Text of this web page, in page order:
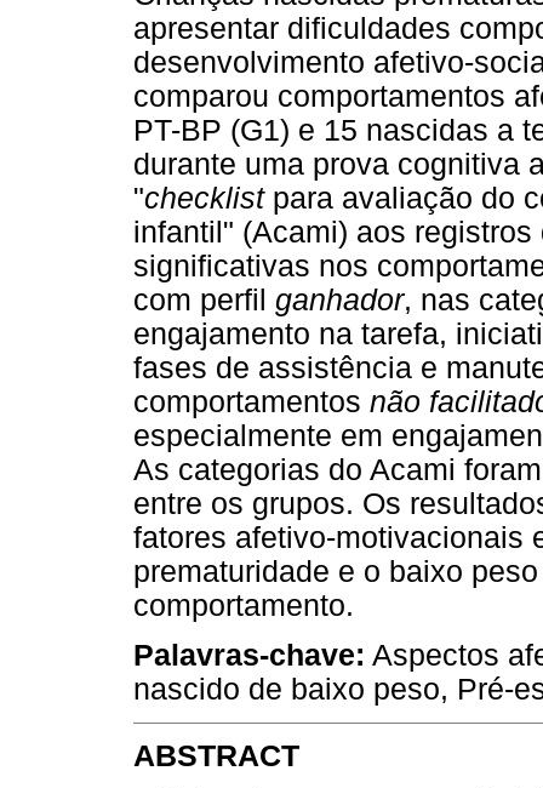
apresentar dificuldades
desenvolvimento afetivo-
comparou comportamentos
PT-BP (G1) e 15 nascidas a
durante uma prova cognitiva
"checklistpara avaliação do
infantil" (Acami) aos
significativas nos
com perfil ganhador, nas
engajamento na tarefa,
fases de assistência e
comportamentos não
especialmente em
As categorias do Acami
entre os grupos. Os
fatores afetivo-motivacionais
prematuridade e o baixo
comportamento.
Palavras-chave: Aspectos
nascido de baixo peso, Pré-
ABSTRACT